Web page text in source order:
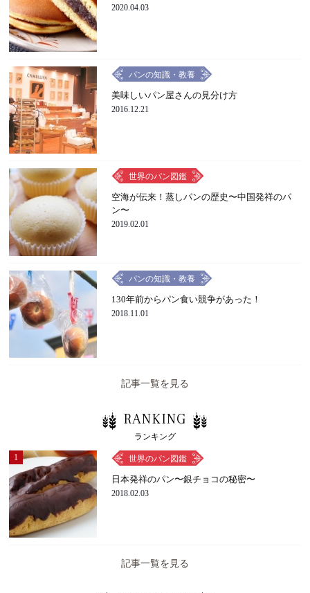
2020.04.03
パンの知識・教養
美味しいパン屋さんの見分け方
2016.12.21
世界のパン図鑑
空海が伝来！蒸しパンの歴史〜中国発祥のパ
ン〜
2019.02.01
パンの知識・教養
130年前からパン食い競争があった！
2018.11.01
記事一覧を見る
RANKING
ランキング
1 世界のパン図鑑
日本発祥のパン〜銀チョコの秘密〜
2018.02.03
記事一覧を見る